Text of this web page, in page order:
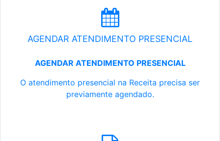
AGENDAR ATENDIMENTO PRESENCIAL
AGENDAR ATENDIMENTO PRESENCIAL
O atendimento presencial na Receita precisa ser
previamente agendado.